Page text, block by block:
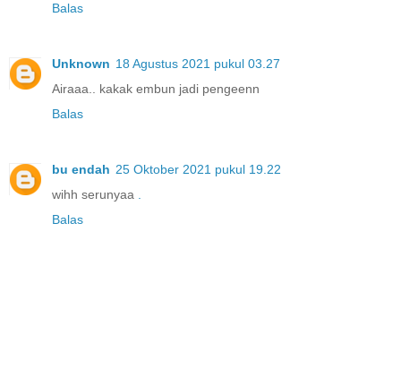
Balas
Unknown 18 Agustus 2021 pukul 03.27
Airaaa.. kakak embun jadi pengeenn
Balas
bu endah 25 Oktober 2021 pukul 19.22
wihh serunyaa .
Balas